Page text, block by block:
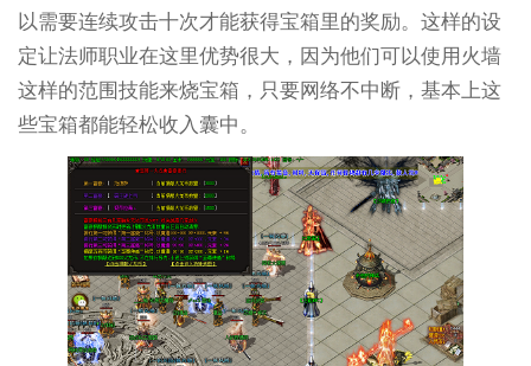
以需要连续攻击十次才能获得宝箱里的奖励。这样的设
定让法师职业在这里优势很大，因为他们可以使用火墙
这样的范围技能来烧宝箱，只要网络不中断，基本上这
些宝箱都能轻松收入囊中。